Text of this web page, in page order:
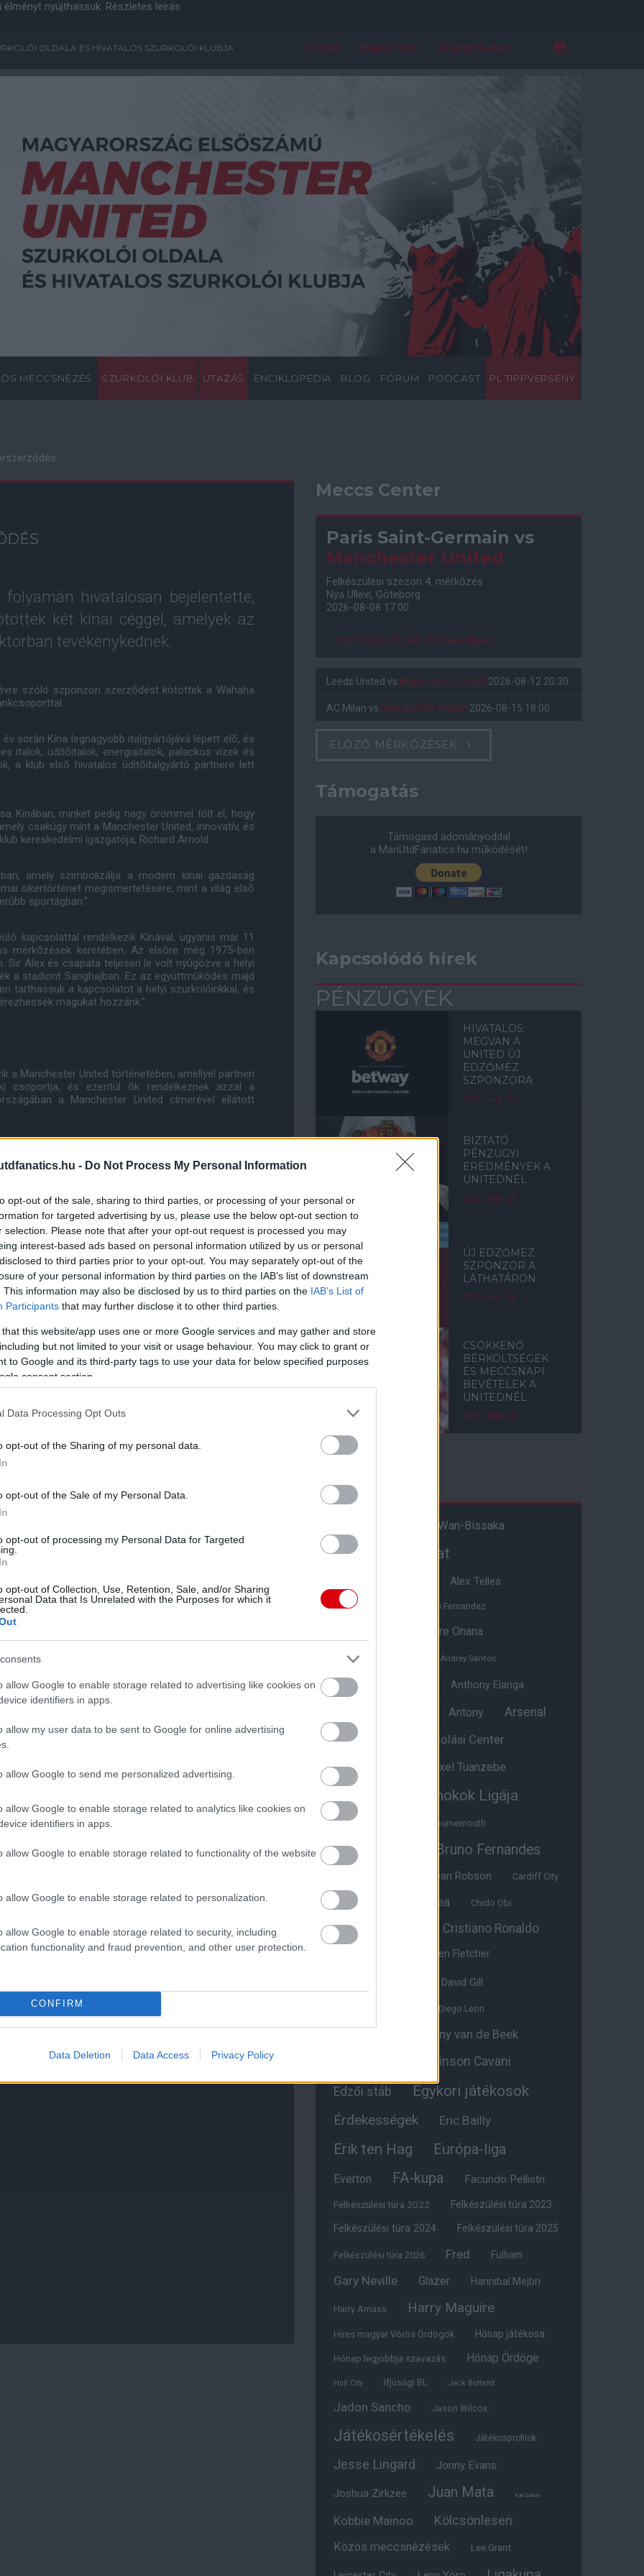
nyújthassuk. Részletes leírás
- Do Not Process My Personal Information
opt-out of the sale, sharing to third parties, or processing of your personal or
for targeted advertising by us, please use the below opt-out section to
selection. Please note that after your opt-out request is processed you may
interest-based ads based on personal information utilized by us or personal
to third parties prior to your opt-out. You may separately opt-out of the
of your personal information by third parties on the IAB’s list of downstream
This information may also be disclosed by us to third parties on the IAB’s List of
Participants that may further disclose it to other third parties.
that this website/app uses one or more Google services and may gather and store
but not limited to your visit or usage behaviour. You may click to grant or
to Google and its third-party tags to use your data for below specified purposes
consent section.
Data Processing Opt Outs
opt-out of the Sharing of my personal data.
opt-out of the Sale of my Personal Data.
opt-out of processing my Personal Data for Targeted
opt-out of Collection, Use, Retention, Sale, and/or Sharing
Data that Is Unrelated with the Purposes for which it
allow Google to enable storage related to advertising like cookies on
identifiers in apps.
allow my user data to be sent to Google for online advertising
allow Google to send me personalized advertising.
allow Google to enable storage related to analytics like cookies on
identifiers in apps.
allow Google to enable storage related to functionality of the website
allow Google to enable storage related to personalization.
allow Google to enable storage related to security, including
functionality and fraud prevention, and other user protection.
CONFIRM
Data Deletion Data Access Privacy Policy
OLDALA ÉS HIVATALOS SZURKOLÓI KLUBJA Főoldal Regisztráció Elfelejtett jelszó
MECCSNÉZÉS SZURKOLÓI KLUB UTAZÁS ENCIKLOPÉDIA BLOG FÓRUM PODCAST PL TIPPVERSENY
hivatalosan bejelentette,
két kínai céggel, amelyek az
tevékenykednek.
szóló szponzori szerzõdést kötöttek a Wahaha
során Kína legnagyobb italgyártójává lépett elõ, és
italok, üdítõitalok, energiaitalok, palackos vizek és
a klub elsõ hivatalos üdítõitalgyártó partnere lett
Kínában, minket pedig nagy örömmel tölt el, hogy
csakúgy mint a Manchester United, innovatív, és
kereskedelmi igazgatója, Richard Arnold.
amely szimbolizálja a modern kínai gazdaság
sikertörténet megismertetésére, mint a világ elsõ
sportágban."
kapcsolattal rendelkezik Kínával, ugyanis már 11
mérkõzések keretében. Az elsõre még 1975-ben
Sir Alex és csapata teljesen le volt nyûgözve a helyi
a stadiont Sanghajban. Ez az együttmûködés majd
tarthassuk a kapcsolatot a helyi szurkolóinkkal, és
magukat hozzánk."
a Manchester United történetében, amellyel partneri
csoportja, és ezentúl õk rendelkeznek azzal a
a Manchester United címerével ellátott
így bizton állítható, hogy népszerûek lesznek
elõnyt nyújtanak majd a klub kínai szurkolóinak.
gyûjtött be az elmúlt idõszakban, csak 2012 elsõ
nemzetközi színtéren nyújtott szolgáltatásaikért.
Bankkel töltött megállapodásunk értelmében már
bankkártya" - tette hozzá Richard Arnold.
szurkolótáborral rendelkezik Kínában. Oda tett
tudjuk, hogy õk az egyik leglelkesebbek az egész
nem csak azt reméljük, hogy tökéletes
együtt közelebb is kerülhetnek hozzánk."
on is!
ésiOS-re!
működését!
Meccs Center
Paris Saint-Germain vs
Manchester United
Felkészülési szezon 4. mérkőzés
Nya Ullevi, Göteborg
2026-08-08 17:00
1 nap 23 óra 55 perc 32 másodperc
Leeds United vs Manchester United 2026-08-12 20:30
AC Milan vs Manchester United 2026-08-15 18:00
ELŐZŐ MÉRKŐZÉSEK
Támogatás
Támogasd adományoddal
a ManUtdFanatics.hu működését!
Kapcsolódó hírek
PÉNZÜGYEK
HIVATALOS:
MEGVAN A
UNITED ÚJ
EDZŐMEZ
SZPONZORA
2026. aug. 04.
BIZTATÓ
PÉNZÜGYI
EREDMÉNYEK A
UNITEDNÉL
2026. máj. 29.
ÚJ EDZŐMEZ
SZPONZOR A
LÁTHATÁRON
2026. máj. 06.
CSÖKKENŐ
BÉRKÖLTSÉGEK
ÉS MECCSNAPI
BEVÉTELEK A
UNITEDNÉL
2026. febr. 25.
Aaron Wan-Bissaka
Akadémiai csapat
Alex Telles
Altay Bayindir Alvaro Fernandez
Andre Onana
Andreas Pereira
Andrey Santos
Angol válogatott Anthony Elanga
Antony Arsenal
Aston Villa Átigazolási Center
Átigazolások Axel Tuanzebe
Bajnokok Ligája
Benjamin Sesko Bournemouth
Brandon Williams Bruno Fernandes
Bryan Robson Cardiff City
Casemiro Chelsea Chido Obi
Christian Eriksen Cristiano Ronaldo
Darren Fletcher
David Gill
Diego Leon
Donny van de Beek
Edinson Cavani
Edzői stáb Egykori játékosok
Érdekességek Eric Bailly
Erik ten Hag Európa-liga
Everton FA-kupa Facundo Pellistri
Felkészülési túra 2022 Felkészülési túra 2023
Felkészülési túra 2024 Felkészülési túra 2025
Felkészülési túra 2026 Fred Fulham
Gary Neville Glazer Hannibal Mejbri
Harry Amass Harry Maguire
Híres magyar Vörös Ördögök Hónap játékosa
Hónap legjobbja szavazás Hónap Ördöge
Hull City Ifjúsági BL Jack Butland
Jadon Sancho Jason Wilcox
Játékosértékelés Játékosprofilok
Jesse Lingard Jonny Evans
Joshua Zirkzee Juan Mata Karl Darlow
Kobbie Mainoo Kölcsönlesen
Közös meccsnézések Lee Grant